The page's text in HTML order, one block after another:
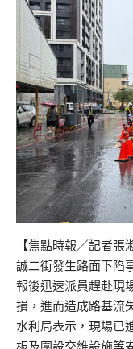
【焦點時報／記者
誠二街發生路面下陷
報後迅速派員趕赴現
損，進而造成路基流
水利局表示，現場已